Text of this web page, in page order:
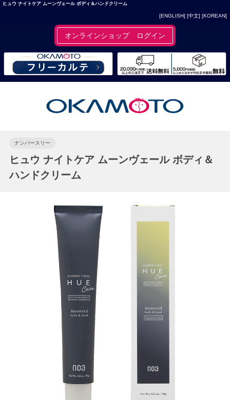
ヒュウ ナイトケア ムーンヴェール ボディ＆ハンドクリーム
[ENGLISH] [中文] [KOREAN]
オンラインショップ ログイン
ナンバースリー
ヒュウ ナイトケア ムーンヴェール ボディ＆
ハンドクリーム